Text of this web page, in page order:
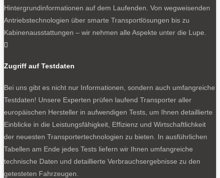
Hintergrundinformationen auf dem Laufenden. Von wegweisenden
Antriebstechnologien über smarte Transportlösungen bis zu
Kabinenausstattungen – wir nehmen alle Aspekte unter die Lupe.

Zugriff auf Testdaten
Bei uns gibt es nicht nur Informationen, sondern auch umfangreiche
Testdaten! Unsere Experten prüfen laufend Transporter aller
europäischen Hersteller in aufwendigen Tests, um Ihnen detaillierte
Einblicke in die Leistungsfähigkeit, Effizienz und Wirtschaftlichkeit
der neuesten Transportertechnologien zu bieten. In ausführlichen
Tabellen am Ende jedes Tests liefern wir Ihnen umfangreiche
technische Daten und detaillierte Verbrauchsergebnisse zu den
getesteten Fahrzeugen.